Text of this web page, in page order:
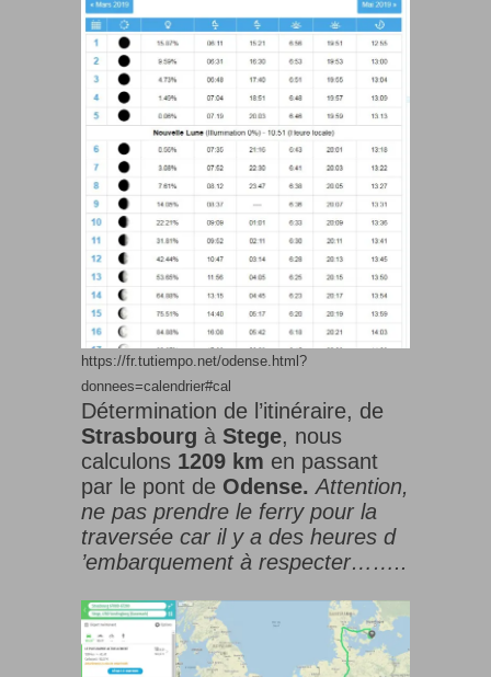
https://fr.tutiempo.net/odense.html?
donnees=calendrier#cal
Détermination de l’itinéraire, de
Strasbourg à Stege, nous
calculons 1209 km en passant
par le pont de Odense. Attention,
ne pas prendre le ferry pour la
traversée car il y a des heures d
’embarquement à respecter……..